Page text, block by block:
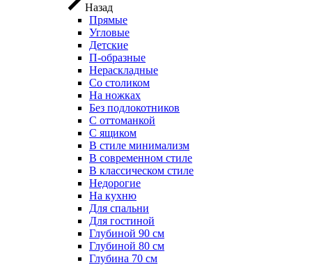
Назад
Прямые
Угловые
Детские
П-образные
Нераскладные
Со столиком
На ножках
Без подлокотников
С оттоманкой
С ящиком
В стиле минимализм
В современном стиле
В классическом стиле
Недорогие
На кухню
Для спальни
Для гостиной
Глубиной 90 см
Глубиной 80 см
Глубина 70 см